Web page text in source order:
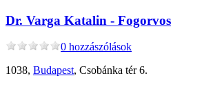
Dr. Varga Katalin - Fogorvos
0 hozzászólások
1038, Budapest, Csobánka tér 6.